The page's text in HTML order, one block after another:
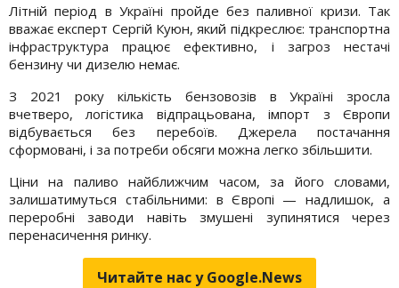
Літній період в Україні пройде без паливної кризи. Так
вважає експерт Сергій Куюн, який підкреслює: транспортна
інфраструктура працює ефективно, і загроз нестачі
бензину чи дизелю немає.
З 2021 року кількість бензовозів в Україні зросла
вчетверо, логістика відпрацьована, імпорт з Європи
відбувається без перебоїв. Джерела постачання
сформовані, і за потреби обсяги можна легко збільшити.
Ціни на паливо найближчим часом, за його словами,
залишатимуться стабільними: в Європі — надлишок, а
переробні заводи навіть змушені зупинятися через
перенасичення ринку.
Читайте нас у Google.News